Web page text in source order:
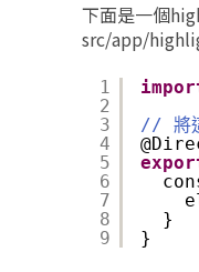
下面是一個
src/app/
1
2
3
4
5
6
7
8
9
// 將這
}
}